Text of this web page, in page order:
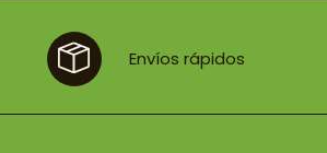
Envíos rápidos